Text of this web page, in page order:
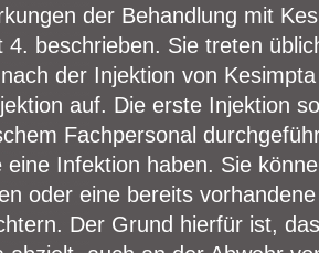
der Behandlung mit
4. beschrieben. Sie treten
der Injektion von
auf. Die erste Injektion
Fachpersonal
eine Infektion haben. Sie
oder eine bereits
Der Grund hierfür ist,